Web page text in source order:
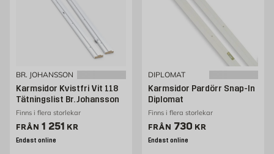
BR. JOHANSSON
Karmsidor Kvistfri Vit 118
Tätningslist Br. Johansson
Finns i flera storlekar
FRÅN Pris 1251 kr
1 251 KR
Endast online
DIPLOMAT
Karmsidor Pardörr Snap-In
Diplomat
Finns i flera storlekar
FRÅN Pris 730 kr
730 KR
Endast online